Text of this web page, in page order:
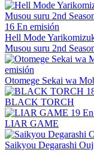
16 En emisión
Hell Mode
Musou suru 2nd
emisión
Otomege Sekai wa
BLACK TORCH
19
LIAR GAME
Saikyou Degarashi